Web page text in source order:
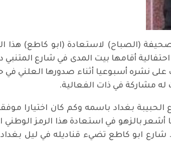
(الصباح) لاستعادة (ابو كاطع) هذا
أقامها بيت المدى في شارع
نشره أسبوعيا أثناء صدورها العلني في
له مشاركة في ذات الفعالية.
الحبيبة بغداد باسمه وكم كان اختيارا
بالزهو في استعادة هذا الرمز
ابو كاطع تضيء قناديله في ليل